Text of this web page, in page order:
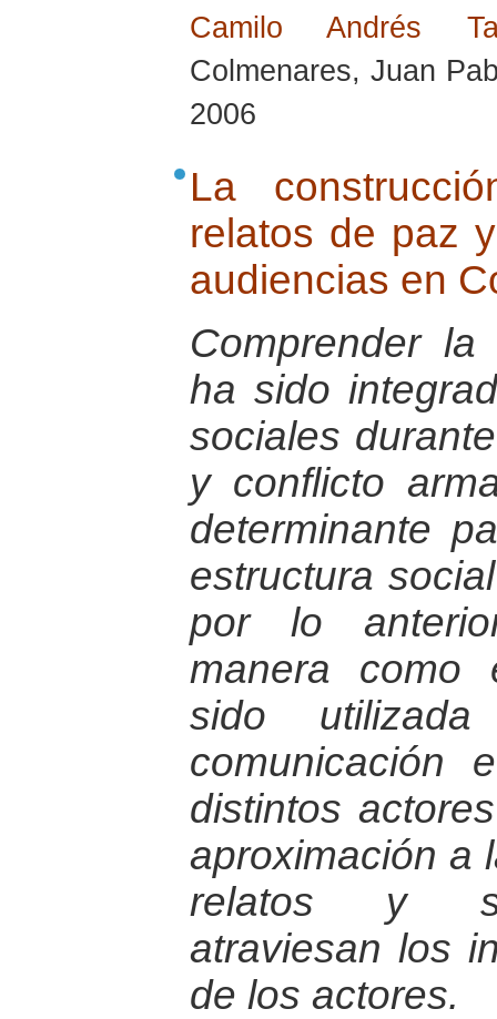
Camilo Andrés
Colmenares, Juan
2006
La
relatos de paz
audiencias en
Comprender
ha sido
sociales
y conflicto
determinante
estructura
por lo
manera como
sido
comunicación
distintos
aproximación a
relatos y
atraviesan los
de los actores.